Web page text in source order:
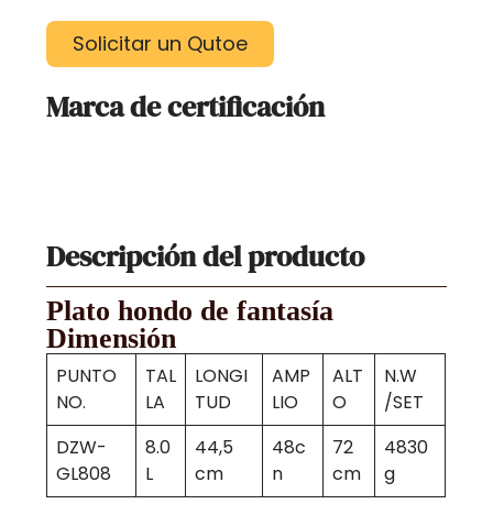
Solicitar un Qutoe
Marca de certificación
Descripción del producto
Plato hondo de fantasía
Dimensión
PUNTO
NO.
TAL
LA
LONGI
TUD
AMP
LIO
ALT
O
N.W
/SET
DZW-
GL808
8.0
L
44,5
cm
48c
n
72
cm
4830
g